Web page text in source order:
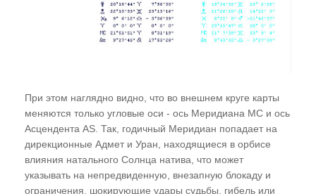
При этом наглядно видно, что во внешнем круге карты
меняются только угловые оси - ось Меридиана МС и ось
Асцендента AS. Так, годичный Меридиан попадает на
дирекционные Адмет и Уран, находящиеся в орбисе
влияния натального Солнца натива, что может
указывать на непредвиденную, внезапную блокаду и
ограничения, шокирующие удары судьбы, гибель или